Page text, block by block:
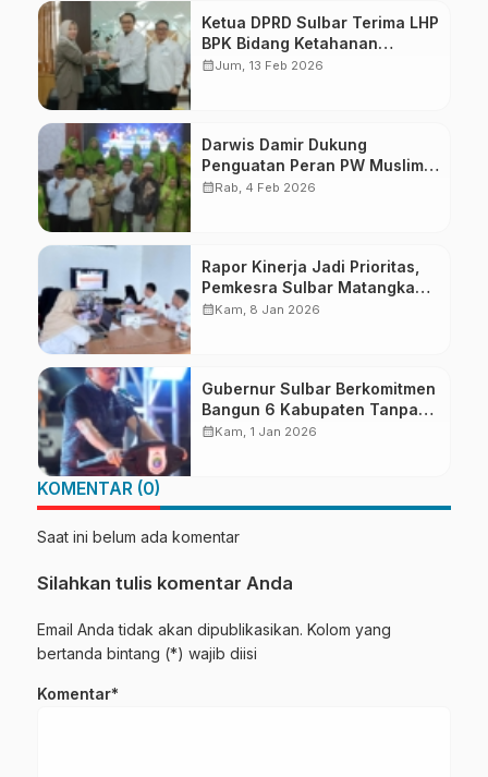
Ketua DPRD Sulbar Terima LHP
BPK Bidang Ketahanan
Pangan
calendar_monthJum, 13 Feb 2026
Darwis Damir Dukung
Penguatan Peran PW Muslimat
NU di Era Modern
calendar_monthRab, 4 Feb 2026
Rapor Kinerja Jadi Prioritas,
Pemkesra Sulbar Matangkan
Persiapan LKjIP dan LPPD
calendar_monthKam, 8 Jan 2026
Gubernur Sulbar Berkomitmen
Bangun 6 Kabupaten Tanpa
Pilih Kasih
calendar_monthKam, 1 Jan 2026
KOMENTAR (0)
Saat ini belum ada komentar
Silahkan tulis komentar Anda
Email Anda tidak akan dipublikasikan. Kolom yang
bertanda bintang (*) wajib diisi
Komentar*